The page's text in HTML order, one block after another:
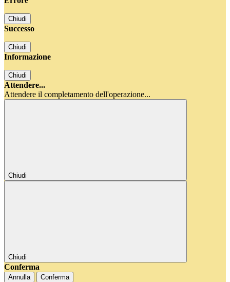
Chiudi
Successo
Chiudi
Informazione
Chiudi
Attendere...
Attendere il completamento dell'operazione...
Chiudi
Chiudi
Conferma
Annulla Conferma